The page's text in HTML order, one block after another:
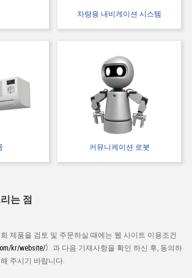
차량용 내비게이션 시스템
커뮤니케이션 로봇
는 점
제품을 검토 및 주문하실 때에는 웹 사이트 이용조건
kr/website/）과 다음 기재사항을 확인 하신 후, 동의하
주시기 바랍니다.